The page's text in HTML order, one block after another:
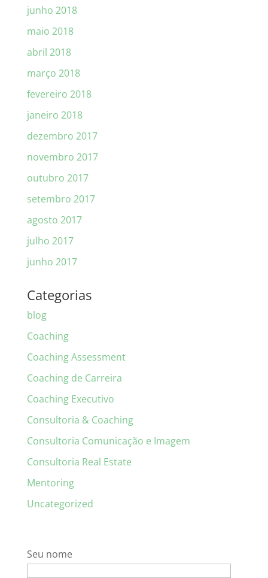
junho 2018
maio 2018
abril 2018
março 2018
fevereiro 2018
janeiro 2018
dezembro 2017
novembro 2017
outubro 2017
setembro 2017
agosto 2017
julho 2017
junho 2017
Categorias
blog
Coaching
Coaching Assessment
Coaching de Carreira
Coaching Executivo
Consultoria & Coaching
Consultoria Comunicação e Imagem
Consultoria Real Estate
Mentoring
Uncategorized
Seu nome